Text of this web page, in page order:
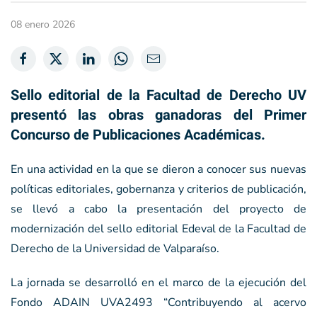
08 enero 2026
Sello editorial de la Facultad de Derecho UV
presentó las obras ganadoras del Primer
Concurso de Publicaciones Académicas.
En una actividad en la que se dieron a conocer sus nuevas
políticas editoriales, gobernanza y criterios de publicación,
se llevó a cabo la presentación del proyecto de
modernización del sello editorial Edeval de la Facultad de
Derecho de la Universidad de Valparaíso.
La jornada se desarrolló en el marco de la ejecución del
Fondo ADAIN UVA2493 “Contribuyendo al acervo